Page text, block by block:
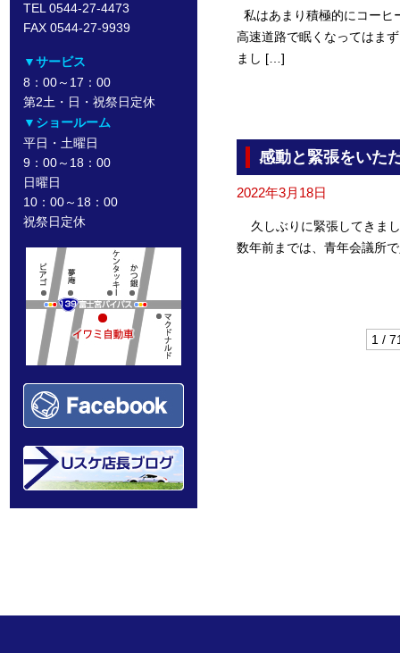
TEL 0544-27-4473
FAX 0544-27-9939
▼サービス
8：00～17：00
第2土・日・祝祭日定休
▼ショールーム
平日・土曜日
9：00～18：00
日曜日
10：00～18：00
祝祭日定休
私はあまり積極的にコー
高速道路で眠くなってはま
まし […]
感動と緊張をいた
2022年3月18日
久しぶりに緊張してきま
数年前までは、青年会議
1 /